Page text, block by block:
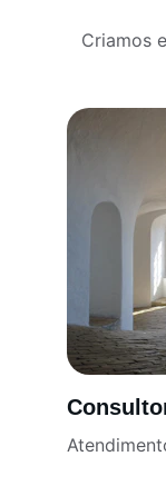
Criamos